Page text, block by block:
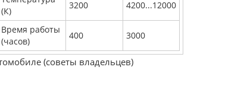
(К)
3200 4200...12000
Время работы
(часов)
400 3000
(советы владельцев)